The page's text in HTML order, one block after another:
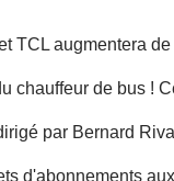
TCL augmentera
chauffeur de bus !
par Bernard
d'abonnements